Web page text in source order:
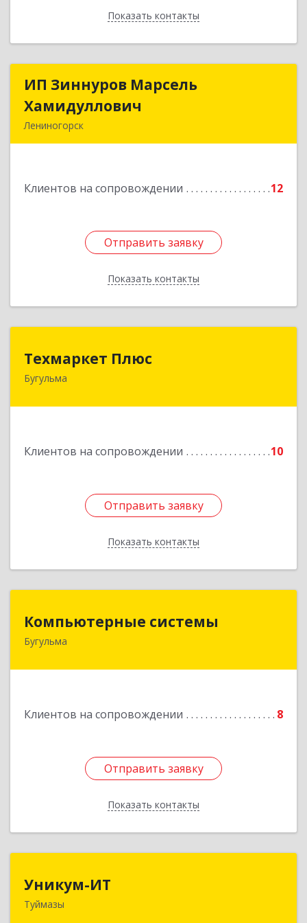
Показать контакты
Назад
ИП Зиннуров Марсель
Хамидуллович
Лениногорск
Клиентов на сопровождении 12
Отправить заявку
Показать контакты
ИП Зиннуров Марсель
Подробнее
Отправить заявку
Назад
Техмаркет Плюс
Бугульма
Клиентов на сопровождении 10
Отправить заявку
Показать контакты
423231, РТ, Бугульма, ул.Белинского, д.13
Отправить заявку
Назад
Компьютерные системы
Бугульма
Клиентов на сопровождении 8
Отправить заявку
Показать контакты
420111, Республика Татарстан, Бугульма,
Отправить заявку
Назад
Уникум-ИТ
Туймазы
452757, Башкортостан Респ, Туймазинский р-н,